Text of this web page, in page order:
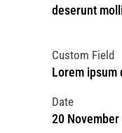
deserunt
Custom Field
Lorem ipsum
Date
20 November